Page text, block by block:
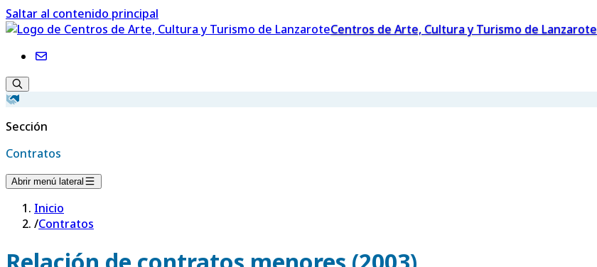
Saltar al contenido principal
Centros de Arte, Cultura y Turismo de Lanzarote
Sección
Contratos
Abrir menú lateral
Inicio
/Contratos